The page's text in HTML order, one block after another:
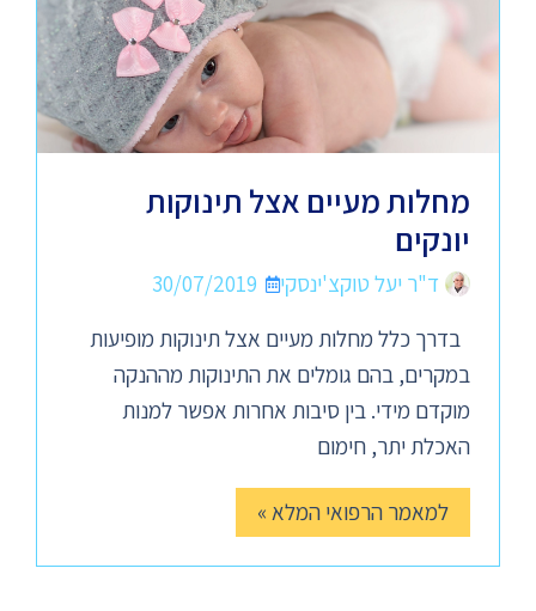
מחלות מעיים אצל תינוקות
יונקים
ד"ר יעל טוקצ'ינסקי
30/07/2019
בדרך כלל מחלות מעיים אצל תינוקות מופיעות
במקרים, בהם גומלים את התינוקות מההנקה
מוקדם מידי. בין סיבות אחרות אפשר למנות
האכלת יתר, חימום
למאמר הרפואי המלא »